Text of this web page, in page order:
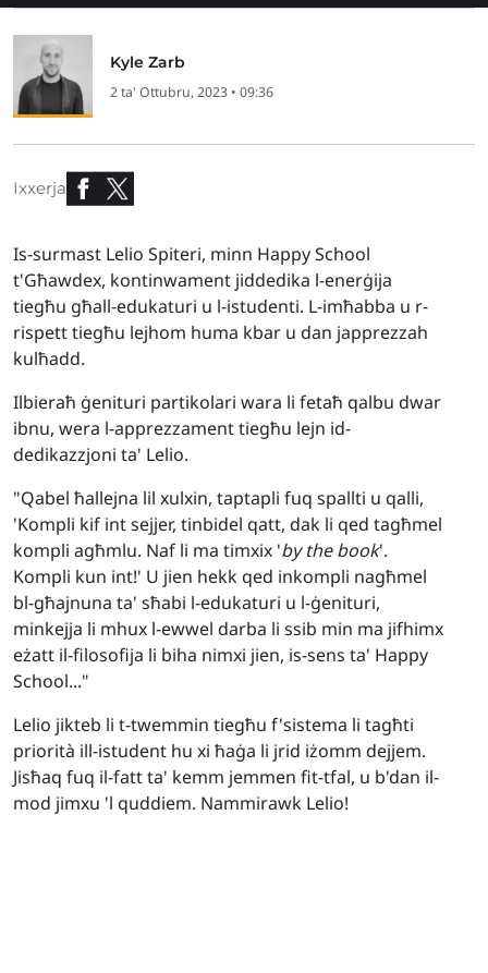
Kyle Zarb
2 ta' Ottubru, 2023 • 09:36
Ixxerja
Is-surmast Lelio Spiteri, minn Happy School
t'Għawdex, kontinwament jiddedika l-enerġija
tiegħu għall-edukaturi u l-istudenti. L-imħabba u r-
rispett tiegħu lejhom huma kbar u dan japprezzah
kulħadd.
Ilbieraħ ġenituri partikolari wara li fetaħ qalbu dwar
ibnu, wera l-apprezzament tiegħu lejn id-
dedikazzjoni ta' Lelio.
"Qabel ħallejna lil xulxin, taptapli fuq spallti u qalli,
'Kompli kif int sejjer, tinbidel qatt, dak li qed tagħmel
kompli agħmlu. Naf li ma timxix 'by the book'.
Kompli kun int!' U jien hekk qed inkompli nagħmel
bl-għajnuna ta' sħabi l-edukaturi u l-ġenituri,
minkejja li mhux l-ewwel darba li ssib min ma jifhimx
eżatt il-filosofija li biha nimxi jien, is-sens ta' Happy
School..."
Lelio jikteb li t-twemmin tiegħu f'sistema li tagħti
priorità ill-istudent hu xi ħaġa li jrid iżomm dejjem.
Jisħaq fuq il-fatt ta' kemm jemmen fit-tfal, u b'dan il-
mod jimxu 'l quddiem. Nammirawk Lelio!